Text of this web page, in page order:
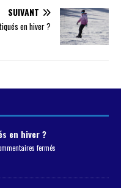
SUIVANT
en hiver ?
en hiver ?
fermés